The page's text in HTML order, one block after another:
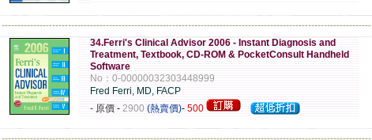
---------------------------------------------------------------------------------------------------------------------
34.Ferri's Clinical Advisor 2006 - Instant Diagnosis and
Treatment, Textbook, CD-ROM & PocketConsult Handheld
Software
No：0-00000032303448999
Fred Ferri, MD, FACP
- 原價 - 2900 (熱賣價)- 500